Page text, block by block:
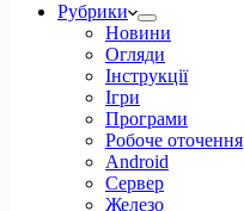
Рубрики
Новини
Огляди
Інструкції
Ігри
Програми
Робоче оточення
Android
Сервер
Железо